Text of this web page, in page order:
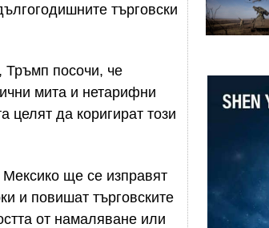
търговски
Тръмп посочи, че
мита и нетарифни
да коригират този
ще се изправят
и повишат търговските
от намаляване или